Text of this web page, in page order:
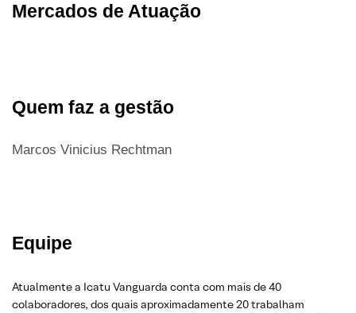
Mercados de Atuação
Quem faz a gestão
Marcos Vinicius Rechtman
Equipe
Atualmente a Icatu Vanguarda conta com mais de 40
colaboradores, dos quais aproximadamente 20 trabalham